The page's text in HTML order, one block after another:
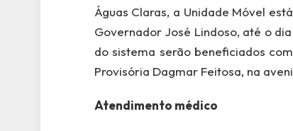
Águas Claras, a Unidade Móvel
Governador José Lindoso, até o
do sistema serão beneficiados
Provisória Dagmar Feitosa, na
Atendimento médico